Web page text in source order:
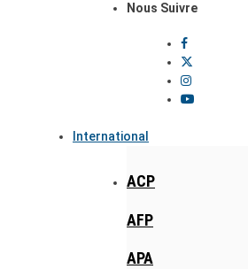
Nous Suivre
International
ACP
AFP
APA